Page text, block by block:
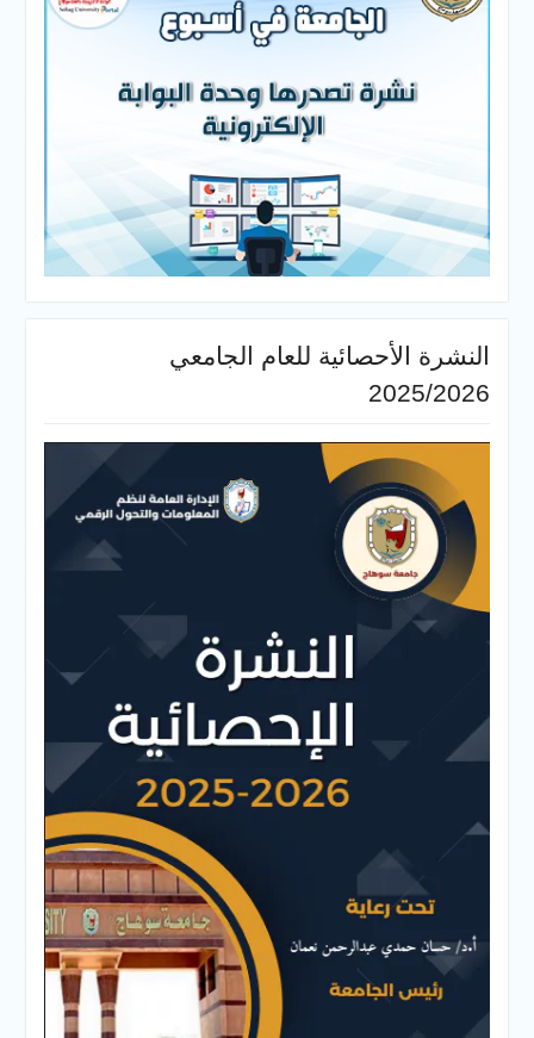
النشرة الأحصائية للعام الجامعي
2025/2026